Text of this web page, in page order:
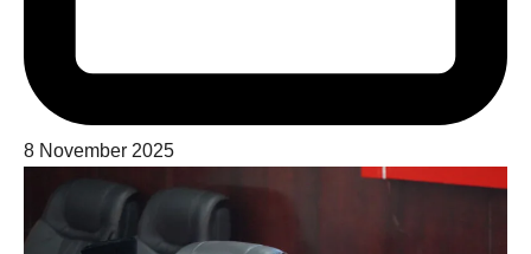
8 November 2025